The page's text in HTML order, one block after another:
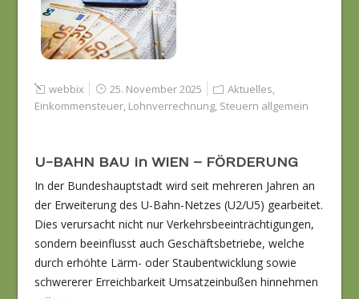
webbix 25. November 2025 Aktuelles,
Einkommensteuer, Lohnverrechnung, Steuern allgemein
U-BAHN BAU in WIEN – FÖRDERUNG
In der Bundeshauptstadt wird seit mehreren Jahren an
der Erweiterung des U-Bahn-Netzes (U2/U5) gearbeitet.
Dies verursacht nicht nur Verkehrsbeeinträchtigungen,
sondern beeinflusst auch Geschäftsbetriebe, welche
durch erhöhte Lärm- oder Staubentwicklung sowie
schwererer Erreichbarkeit Umsatzeinbußen hinnehmen